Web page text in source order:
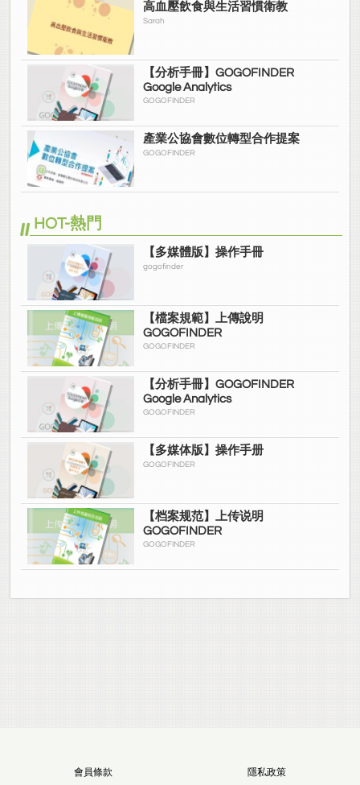
高血壓飲食與生活習慣衛教
Sarah
【分析手冊】GOGOFINDER
Google Analytics
GOGOFINDER
產業公協會數位轉型合作提案
GOGOFINDER
HOT-熱門
【多媒體版】操作手冊
gogofinder
【檔案規範】上傳說明
GOGOFINDER
GOGOFINDER
【分析手冊】GOGOFINDER
Google Analytics
GOGOFINDER
【多媒体版】操作手册
GOGOFINDER
【档案规范】上传说明
GOGOFINDER
GOGOFINDER
會員條款 隱私政策